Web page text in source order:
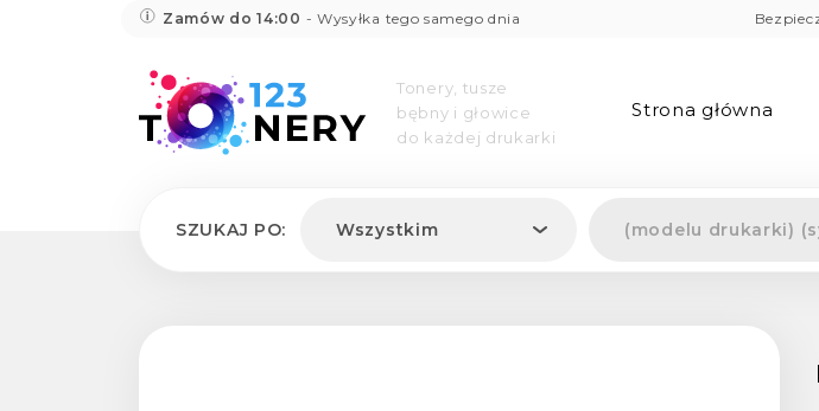
Zamów do 14:00 - Wysyłka tego samego dnia
Tonery, tusze
bębny i głowice
do każdej drukarki
Strona główna
SZUKAJ PO: Wszystkim